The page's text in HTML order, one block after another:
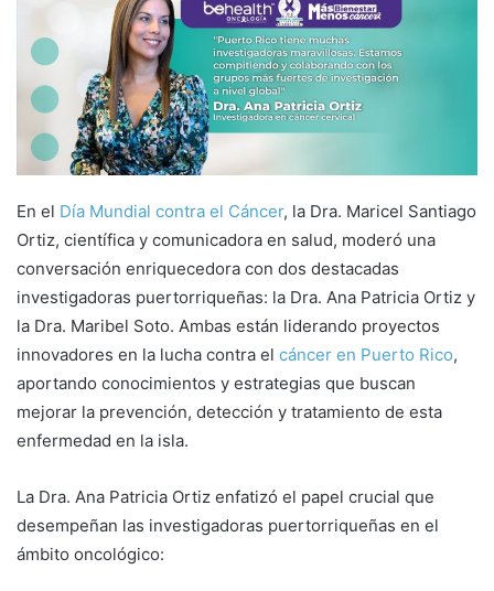
e
a
i
l
En el Día Mundial contra el Cáncer, la Dra. Maricel Santiago
Ortiz, científica y comunicadora en salud, moderó una
conversación enriquecedora con dos destacadas
investigadoras puertorriqueñas: la Dra. Ana Patricia Ortiz y
la Dra. Maribel Soto. Ambas están liderando proyectos
innovadores en la lucha contra el cáncer en Puerto Rico,
aportando conocimientos y estrategias que buscan
mejorar la prevención, detección y tratamiento de esta
enfermedad en la isla.
La Dra. Ana Patricia Ortiz enfatizó el papel crucial que
desempeñan las investigadoras puertorriqueñas en el
ámbito oncológico: